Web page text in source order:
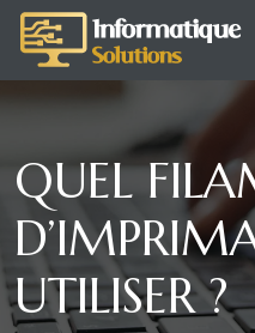
QUEL
UTILISER ?